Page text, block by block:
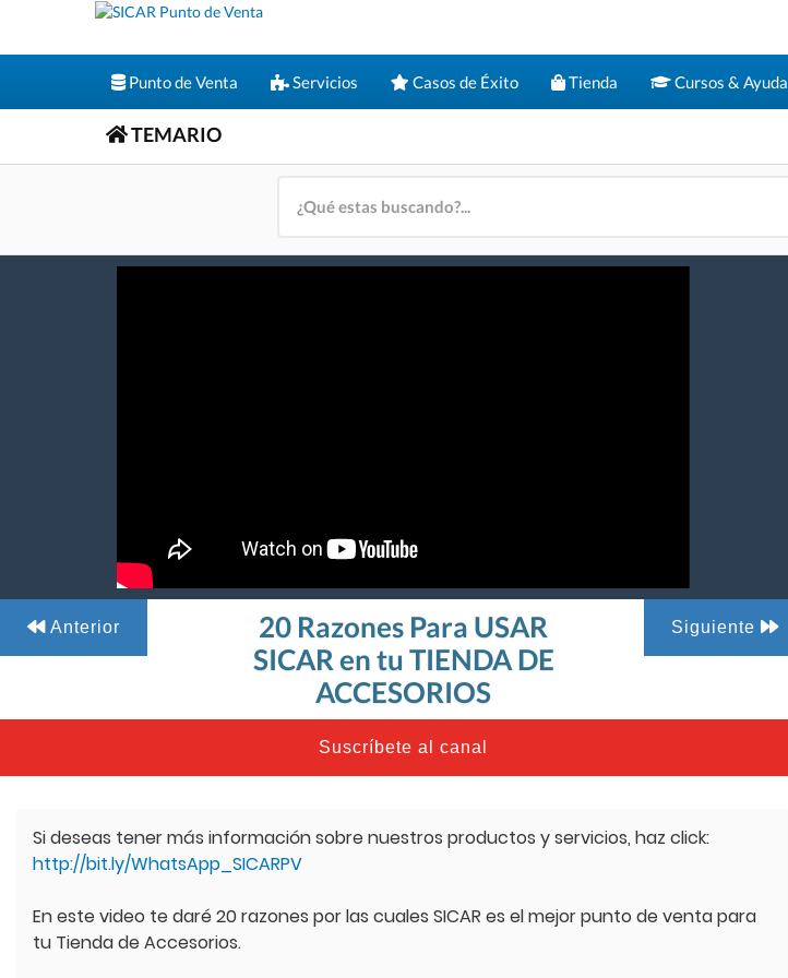
Punto de Venta Servicios Casos de Éxito Tienda Cursos & Ayuda
TEMARIO
Anterior
20 Razones Para USAR
SICAR en tu TIENDA DE
ACCESORIOS
Siguiente
Suscríbete al canal
Si deseas tener más información sobre nuestros productos y servicios, haz click:
http://bit.ly/WhatsApp_SICARPV
En este video te daré 20 razones por las cuales SICAR es el mejor punto de venta para
tu Tienda de Accesorios.